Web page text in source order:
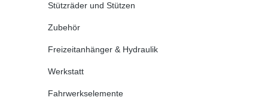
Stützräder und Stützen
Zubehör
Freizeitanhänger & Hydraulik
Werkstatt
Fahrwerkselemente